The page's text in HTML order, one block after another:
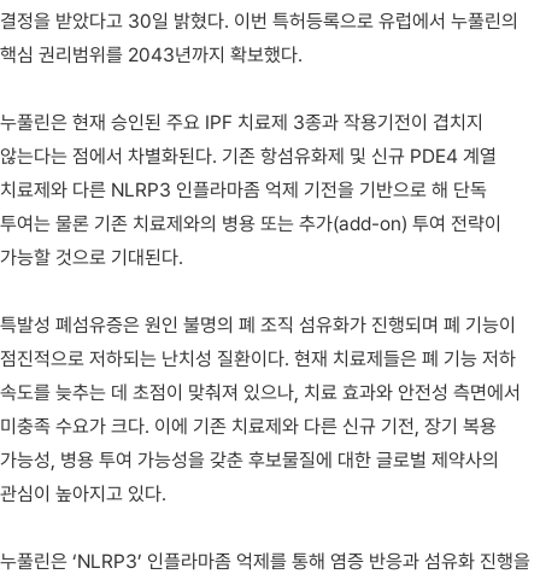
결정을 받았다고 30일 밝혔다. 이번 특허등록으로 유럽에서 누풀린의
핵심 권리범위를 2043년까지 확보했다.
누풀린은 현재 승인된 주요 IPF 치료제 3종과 작용기전이 겹치지
않는다는 점에서 차별화된다. 기존 항섬유화제 및 신규 PDE4 계열
치료제와 다른 NLRP3 인플라마좀 억제 기전을 기반으로 해 단독
투여는 물론 기존 치료제와의 병용 또는 추가(add-on) 투여 전략이
가능할 것으로 기대된다.
특발성 폐섬유증은 원인 불명의 폐 조직 섬유화가 진행되며 폐 기능이
점진적으로 저하되는 난치성 질환이다. 현재 치료제들은 폐 기능 저하
속도를 늦추는 데 초점이 맞춰져 있으나, 치료 효과와 안전성 측면에서
미충족 수요가 크다. 이에 기존 치료제와 다른 신규 기전, 장기 복용
가능성, 병용 투여 가능성을 갖춘 후보물질에 대한 글로벌 제약사의
관심이 높아지고 있다.
누풀린은 ‘NLRP3’ 인플라마좀 억제를 통해 염증 반응과 섬유화 진행을